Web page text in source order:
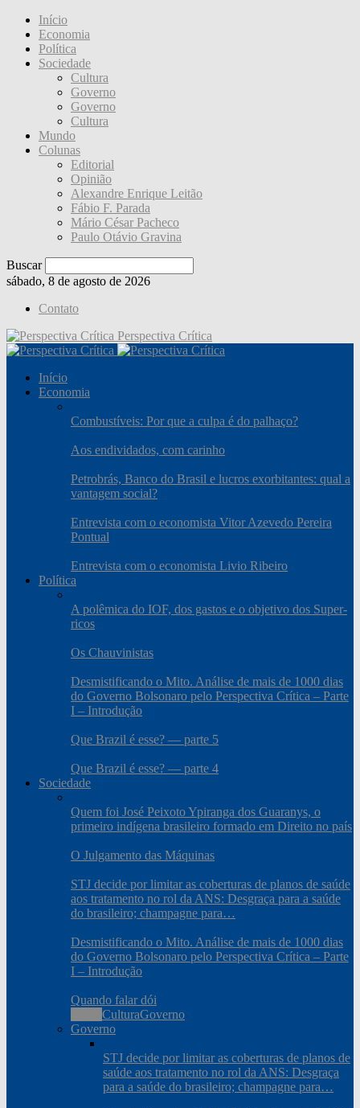
Início
Economia
Política
Sociedade
Cultura
Governo
Governo
Cultura
Mundo
Colunas
Editorial
Opinião
Alexandre Enrique Leitão
Fábio F. Parada
Mário César Pacheco
Paulo Otávio Gravina
Buscar
sábado, 8 de agosto de 2026
Contato
Perspectiva Crítica
Início
Economia
Combustíveis: Por que a culpa é do palhaço?
Aos endividados, com carinho
Petrobrás, Banco do Brasil e lucros exorbitantes: qual a
vantagem social?
Entrevista com o economista Vitor Azevedo Pereira
Pontual
Entrevista com o economista Livio Ribeiro
Política
A polêmica do IOF, dos gastos e o objetivo dos Super-
ricos
Os Chauvinistas
Desmistificando o Mito. Análise de mais de 1000 dias
do Governo Bolsonaro pelo Perspectiva Crítica – Parte
I – Introdução
Que Brazil é esse? — parte 5
Que Brazil é esse? — parte 4
Sociedade
Quem foi José Peixoto Ypiranga dos Guaranys, o
primeiro indígena brasileiro formado em Direito no país
O Julgamento das Máquinas
STJ decide por limitar as coberturas de planos de saúde
aos tratamento no rol da ANS: Desgraça para a saúde
do brasileiro; champagne para…
Desmistificando o Mito. Análise de mais de 1000 dias
do Governo Bolsonaro pelo Perspectiva Crítica – Parte
I – Introdução
Quando falar dói
CulturaGoverno
Governo
STJ decide por limitar as coberturas de planos de
saúde aos tratamento no rol da ANS: Desgraça
para a saúde do brasileiro; champagne para…